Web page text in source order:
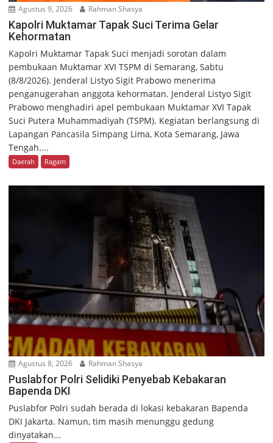
Agustus 9, 2026 Rahman Shasya
Kapolri Muktamar Tapak Suci Terima Gelar
Kehormatan
Kapolri Muktamar Tapak Suci menjadi sorotan dalam
pembukaan Muktamar XVI TSPM di Semarang, Sabtu
(8/8/2026). Jenderal Listyo Sigit Prabowo menerima
penganugerahan anggota kehormatan. Jenderal Listyo Sigit
Prabowo menghadiri apel pembukaan Muktamar XVI Tapak
Suci Putera Muhammadiyah (TSPM). Kegiatan berlangsung di
Lapangan Pancasila Simpang Lima, Kota Semarang, Jawa
Tengah....
Daerah Ragam
Agustus 8, 2026 Rahman Shasya
Puslabfor Polri Selidiki Penyebab Kebakaran
Bapenda DKI
Puslabfor Polri sudah berada di lokasi kebakaran Bapenda
DKI Jakarta. Namun, tim masih menunggu gedung
dinyatakan...